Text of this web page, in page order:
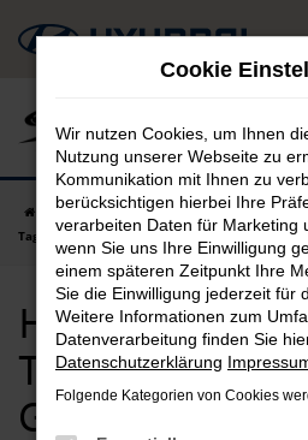
Zum
Hauptinhalt
Startseite Garching Hyundai
Tageszulassung in Garching günstig kaufen
Hyundai
Tageszulassung
Garching
Cookie
Wir nutzen Cookies, um Ihnen
Nutzung unserer Webseite zu
Kommunikation mit Ihnen zu
berücksichtigen hierbei Ihre
verarbeiten Daten für Marketing
wenn Sie uns Ihre Einwilligung
einem späteren Zeitpunkt Ihre
Sie die Einwilligung jederzeit für
Weitere Informationen zum
Datenverarbeitung finden Sie
Datenschutzerklärung
Folgende Kategorien von Cookies